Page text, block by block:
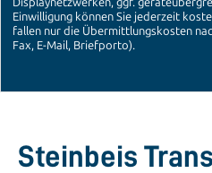
Steinbeis